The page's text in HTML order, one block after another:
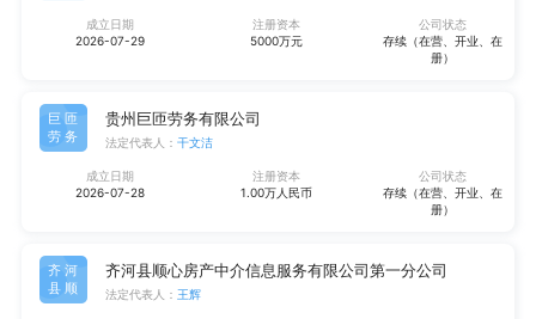
成立日期
2026-07-29
注册资本
5000万元
公司状态
存续（在营、开业、在
册）
巨匝
劳务
贵州巨匝劳务有限公司
法定代表人： 干文洁
成立日期
2026-07-28
注册资本
1.00万人民币
公司状态
存续（在营、开业、在
册）
齐河
县顺
齐河县顺心房产中介信息服务有限公司第一分公司
法定代表人： 王辉